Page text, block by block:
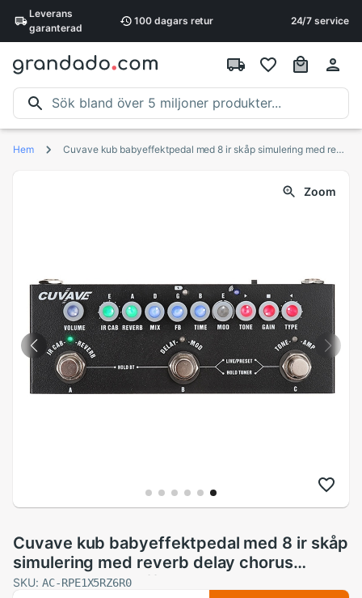
Leverans
garanterad
100 dagars retur 24/7 service
Hem Cuvave kub babyeffektpedal med 8 ir skåp simulering med reverb delay chorus phaser tremolo effekt
Zoom
Cuvave kub babyeffektpedal med 8 ir skåp
simulering med reverb delay chorus
phaser tremolo effekt
SKU: AC-RPE1X5RZ6R0